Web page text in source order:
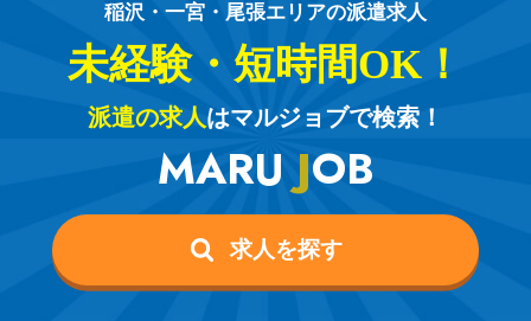
稲沢・一宮・尾張エリアの派遣求人
未経験・短時間OK！
派遣の求人はマルジョブで検索！
MARU JOB
求人を探す